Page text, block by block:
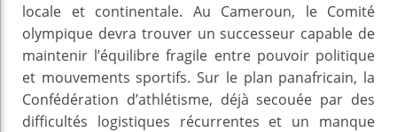
locale et continentale. Au Cameroun, le Comité
olympique devra trouver un successeur capable de
maintenir l’équilibre fragile entre pouvoir politique
et mouvements sportifs. Sur le plan panafricain, la
Confédération d’athlétisme, déjà secouée par des
difficultés logistiques récurrentes et un manque